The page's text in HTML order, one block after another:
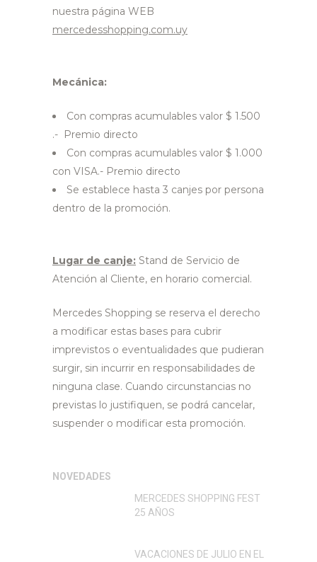
nuestra página WEB
mercedesshopping.com.uy
Mecánica:
Con compras acumulables valor $ 1.500
.- Premio directo
Con compras acumulables valor $ 1.000
con VISA.- Premio directo
Se establece hasta 3 canjes por persona
dentro de la promoción.
Lugar de canje: Stand de Servicio de
Atención al Cliente, en horario comercial.
Mercedes Shopping se reserva el derecho
a modificar estas bases para cubrir
imprevistos o eventualidades que pudieran
surgir, sin incurrir en responsabilidades de
ninguna clase. Cuando circunstancias no
previstas lo justifiquen, se podrá cancelar,
suspender o modificar esta promoción.
NOVEDADES
MERCEDES SHOPPING FEST
25 AÑOS
VACACIONES DE JULIO EN EL